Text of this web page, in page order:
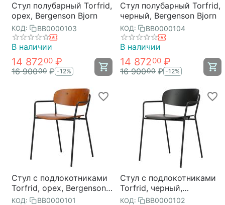
Стул полубарный Torfrid,
орех, Bergenson Bjorn
КОД: BB0000103
В наличии
14 87200 ₽
16 90000 ₽ -12%
Стул полубарный Torfrid,
черный, Bergenson Bjorn
КОД: BB0000104
В наличии
14 87200 ₽
16 90000 ₽ -12%
Стул с подлокотниками
Torfrid, орех, Bergenson
Bjorn
КОД: BB0000101
Стул с подлокотниками
Torfrid, черный,
Bergenson Bjorn
КОД: BB0000102